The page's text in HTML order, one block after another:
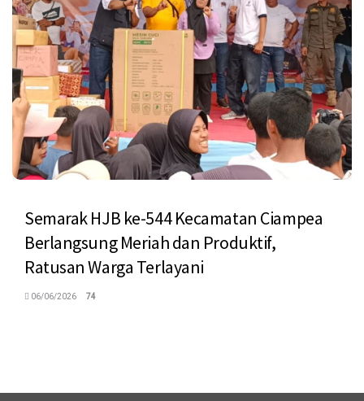
Semarak HJB ke-544 Kecamatan Ciampea
Berlangsung Meriah dan Produktif,
Ratusan Warga Terlayani
06/06/2026 74